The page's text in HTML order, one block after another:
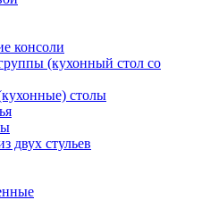
консоли
(кухонный стол со
столы
двух стульев